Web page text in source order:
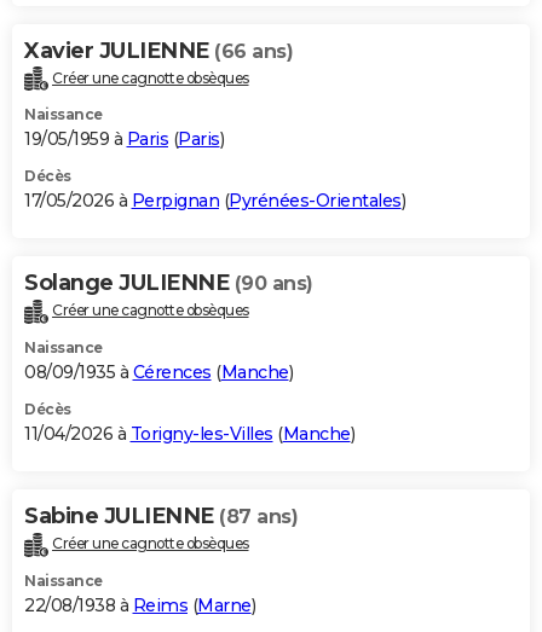
Xavier JULIENNE (66 ans)
Créer une cagnotte obsèques
Naissance
19/05/1959 à Paris (Paris)
Décès
17/05/2026 à Perpignan (Pyrénées-Orientales)
Solange JULIENNE (90 ans)
Créer une cagnotte obsèques
Naissance
08/09/1935 à Cérences (Manche)
Décès
11/04/2026 à Torigny-les-Villes (Manche)
Sabine JULIENNE (87 ans)
Créer une cagnotte obsèques
Naissance
22/08/1938 à Reims (Marne)